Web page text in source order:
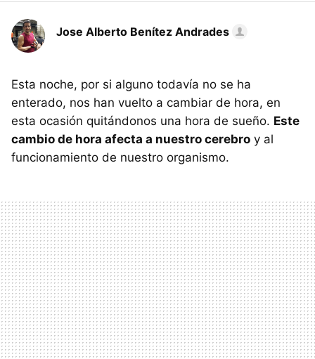
Jose Alberto Benítez Andrades
Esta noche, por si alguno todavía no se ha
enterado, nos han vuelto a cambiar de hora, en
esta ocasión quitándonos una hora de sueño. Este
cambio de hora afecta a nuestro cerebro y al
funcionamiento de nuestro organismo.